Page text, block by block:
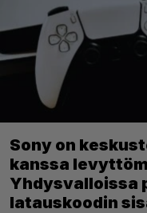
Sony on
kanssa
Yhdysvalloissa
latauskoodin